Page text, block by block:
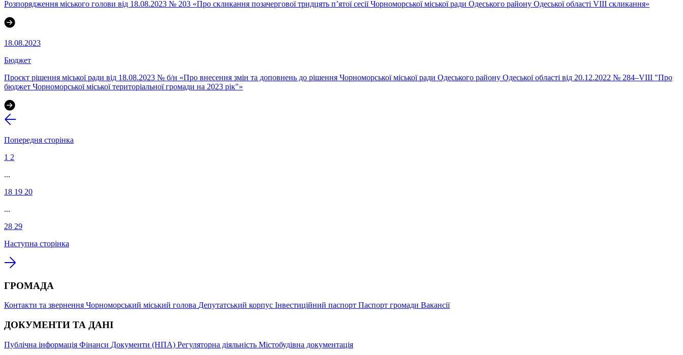
Розпорядження міського голови від 18.08.2023 № 203 «Про скликання позачергової тридцять п’ятої сесії Чорноморської міської ради Одеського району Одеської області VIІI скликання»
18.08.2023
Бюджет
Проєкт рішення міської ради від 18.08.2023 № б/н «Про внесення змін та доповнень до рішення Чорноморської міської ради Одеського району Одеської області від 20.12.2022 № 284–VІII "Про
бюджет Чорноморської міської територіальної громади на 2023 рік"»
Попередня сторінка
1 2
...
18 19 20
...
28 29
Наступна сторінка
ГРОМАДА
Контакти та звернення Чорноморський міський голова Депутатський корпус Інвестиційний паспорт Паспорт громади Вакансії
ДОКУМЕНТИ ТА ДАНІ
Публічна інформація Фінанси Документи (НПА) Регуляторна діяльність Містобудівна документація